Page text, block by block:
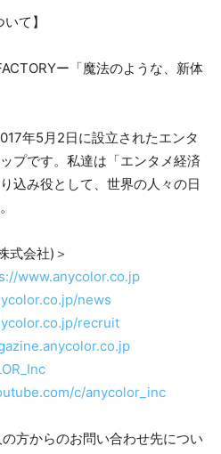
て】
ー「魔法のような、新体
年5月2日に設立されたエンタ
プです。私達は「エンタメ経済
込み役として、世界の人々の日
式会社)＞
www.anycolor.co.jp
news
recruit
c/anycolor_inc
方からのお問い合わせ先につい